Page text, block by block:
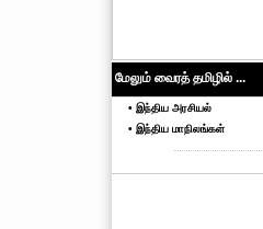
மேலும் வைரத் தமிழில் ...
• இந்திய அரசியல்
• இந்திய மாநிலங்கள்